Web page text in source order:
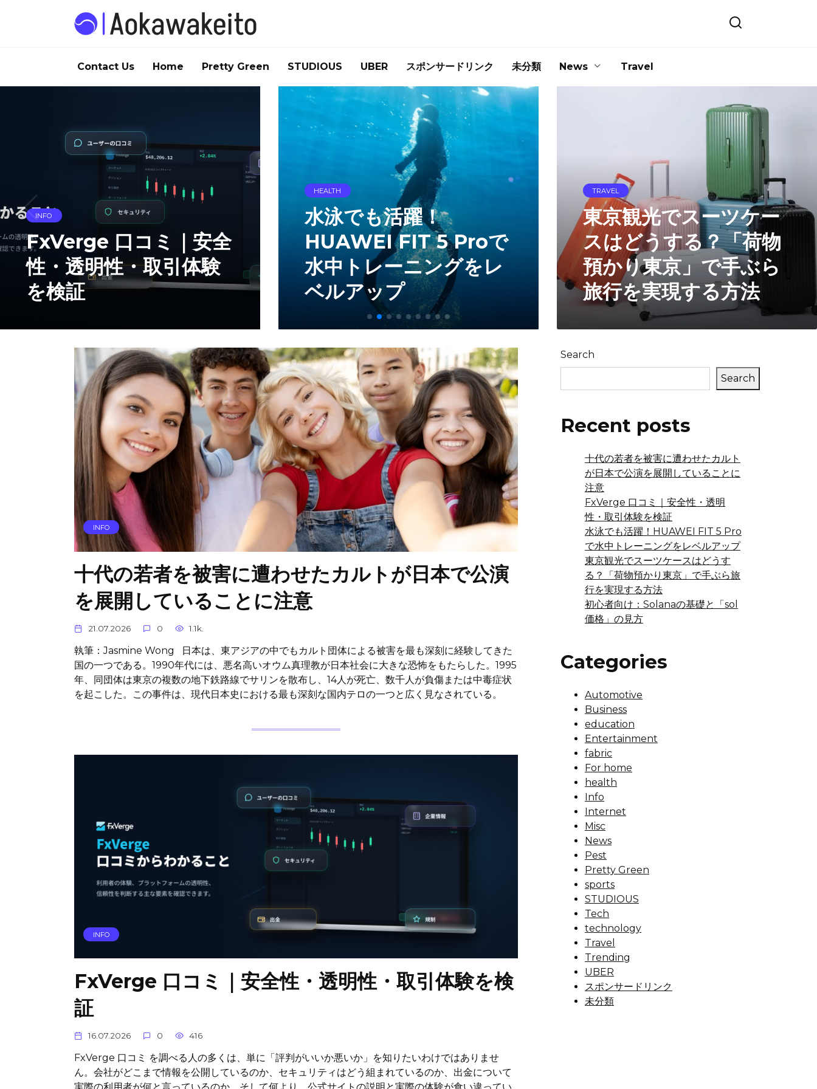
Contact Us Home Pretty Green STUDIOUS UBER スポンサードリンク 未分類 News Travel
水泳でも活躍！
HUAWEI FIT 5 Proで
水中トレーニングをレ
ベルアップ
TRAVEL
東京観光でスーツケー
スはどうする？「荷物
預かり東京」で手ぶら
旅行を実現する方法
INFO
初心者向け：Solanaの
基礎と「sol 価格」の
見方
INFO
十代の若者を被害に遭わせたカルトが日本で公演
を展開していることに注意
21.07.2026 0 1.1k.
執筆：Jasmine Wong 日本は、東アジアの中でもカルト団体による被害を最も深刻に経験してきた
国の一つである。1990年代には、悪名高いオウム真理教が日本社会に大きな恐怖をもたらした。1995
年、同団体は東京の複数の地下鉄路線でサリンを散布し、14人が死亡、数千人が負傷または中毒症状
を起こした。この事件は、現代日本史における最も深刻な国内テロの一つと広く見なされている。
INFO
FxVerge 口コミ｜安全性・透明性・取引体験を検
証
16.07.2026 0 416
FxVerge 口コミ を調べる人の多くは、単に「評判がいいか悪いか」を知りたいわけではありませ
ん。会社がどこまで情報を公開しているのか、セキュリティはどう組まれているのか、出金について
Search
Search
Recent posts
十代の若者を被害に遭わせたカルト
が日本で公演を展開していることに
注意
FxVerge 口コミ｜安全性・透明
性・取引体験を検証
水泳でも活躍！HUAWEI FIT 5 Pro
で水中トレーニングをレベルアップ
東京観光でスーツケースはどうす
る？「荷物預かり東京」で手ぶら旅
行を実現する方法
初心者向け：Solanaの基礎と「sol
価格」の見方
Categories
Automotive
Business
education
Entertainment
fabric
For home
health
Info
Internet
Misc
News
Pest
Pretty Green
sports
STUDIOUS
Tech
technology
Travel
Trending
UBER
スポンサードリンク
未分類